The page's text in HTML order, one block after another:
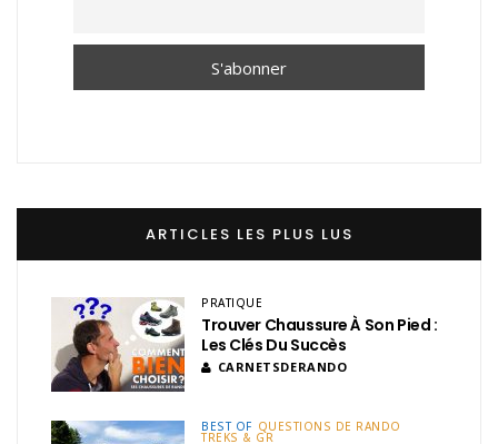
ARTICLES LES PLUS LUS
PRATIQUE
Trouver Chaussure À Son Pied :
Les Clés Du Succès
CARNETSDERANDO
BEST OF QUESTIONS DE RANDO
TREKS & GR